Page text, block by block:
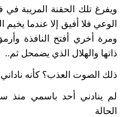
ويفرغ تلك الحقنة المريبة
الوعي فلا أفيق إلا عندما
ومرة أخري أفتح النافذة
ذاتها والهلال الذي يضمحل ثم..
ذلك الصوت العذب؟ كأنه
لم ينادني أحد باسمي منذ
الحالة